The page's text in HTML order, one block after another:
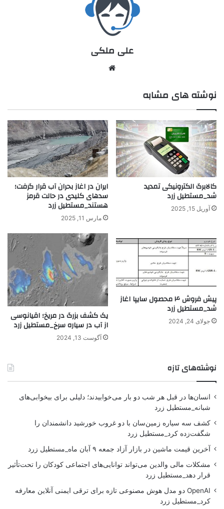
علی ملکی
نوشته های مشابه
کالابرگ الکترونیکی تمدید
شد_مستطیل زرد
آوریل 15, 2025
ایران در اغاز بحران آب قرار گرفت؛
سدهای کلیدی در حالت قرمز
هستند_مستطیل زرد
مارس 11, 2025
پیش فروش ۴ محصول سایپا اغاز
شد_مستطیل زرد
جولای 24, 2024 یک کشف بزرگ در مریخ؛ اقیانوسی
از آب در سیاره سرخ_مستطیل زرد
آگوست 13, 2024
نوشته‌های تازه
انسان‌ها در قبل هر شب دو بار می‌خوابیدند؛ دلیلی برای بیخوابی‌های
شبانه_مستطیل زرد
کشف سه سیاره زمین‌سان با دو غروب خورشید دانشمندان را
شگفت‌زده کرد_مستطیل زرد
آخرین قیمت ماشین در بازار آزاد جمعه ۹ آبان ماه_مستطیل زرد
مشکلات مالی والدین می‌تواند توانایی‌های اجتماعی کودکان را تحت‌تأثیر
قرار دهد_مستطیل زرد
OpenAI دو مدل هوش مصنوعی تازه برای ترقی ایمنی آنلاین معارفه
کرد_مستطیل زرد